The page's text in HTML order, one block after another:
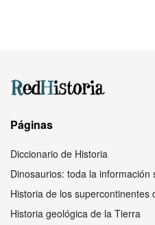
Páginas
Diccionario de Historia
Dinosaurios: toda la información
Historia de los supercontinentes
Historia geológica de la Tierra